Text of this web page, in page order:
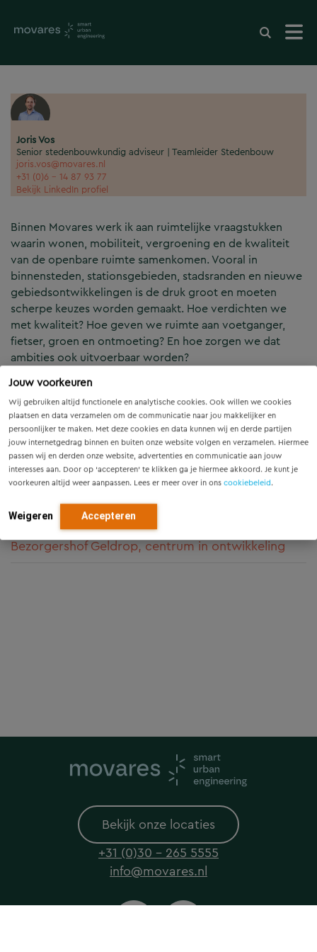
Jouw voorkeuren
Wij gebruiken altijd functionele en analytische cookies. Ook willen we cookies
plaatsen en data verzamelen om de communicatie naar jou makkelijker en
persoonlijker te maken. Met deze cookies en data kunnen wij en derde partijen
jouw internetgedrag binnen en buiten onze website volgen en verzamelen. Hiermee
passen wij en derden onze website, advertenties en communicatie aan jouw
interesses aan. Door op ‘accepteren’ te klikken ga je hiermee akkoord. Je kunt je
voorkeuren altijd weer aanpassen. Lees er meer over in ons cookiebeleid.
Weigeren Accepteren
Binnen Movares werk ik aan ruimtelijke vraagstukken
waarin wonen, mobiliteit, vergroening en de kwaliteit
van de openbare ruimte samenkomen. Vooral in
binnensteden, stationsgebieden, stadsranden en nieuwe
gebiedsontwikkelingen is de druk groot en moeten
scherpe keuzes worden gemaakt. Hoe verdichten we
met kwaliteit? Hoe geven we ruimte aan voetganger,
fietser, groen en ontmoeting? En hoe zorgen we dat
ambities ook uitvoerbaar worden?
Ruimtelijke ontwerpplannen
Stedenbouw en landschap
Visies & gebiedsontwikkelingen
Projecten
Bezorgershof Geldrop, centrum in ontwikkeling
Joris Vos
Senior stedenbouwkundig adviseur | Teamleider Stedenbouw
joris.vos@movares.nl
+31 (0)6 - 14 87 93 77
Bekijk LinkedIn profiel
Bekijk onze locaties
+31 (0)30 - 265 5555
info@movares.nl